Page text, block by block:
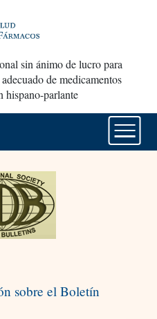
sin ánimo de lucro para
de medicamentos
hispano-parlante
sobre el Boletín